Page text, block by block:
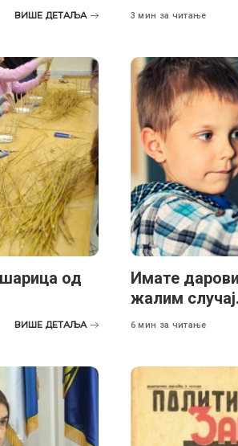
ВИШЕ ДЕТАЉА 3 мин за читање
од
ВИШЕ ДЕТАЉА
Имате
жалим
6 мин за читање